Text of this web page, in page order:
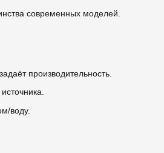
современных моделей.
производительность.
воду.